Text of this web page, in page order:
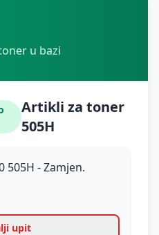
u bazi
Artikli za toner
505H
505H - Zamjen.
upit